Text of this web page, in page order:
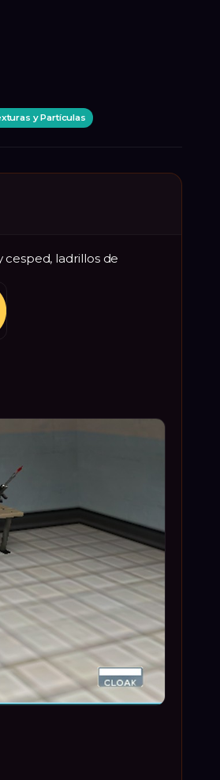
y Partículas
cesped, ladrillos de